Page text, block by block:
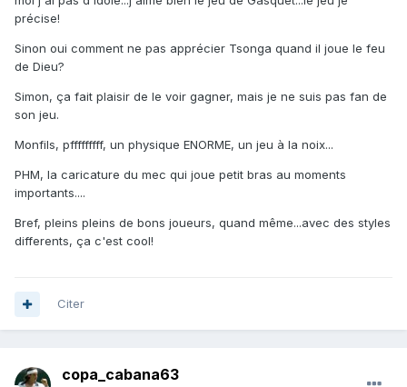
précise!
Sinon oui comment ne pas apprécier Tsonga quand il joue le feu
de Dieu?
Simon, ça fait plaisir de le voir gagner, mais je ne suis pas fan de
son jeu.
Monfils, pfffffffff, un physique ENORME, un jeu à la noix...
PHM, la caricature du mec qui joue petit bras au moments
importants....
Bref, pleins pleins de bons joueurs, quand même...avec des styles
differents, ça c'est cool!
Citer
copa_cabana63